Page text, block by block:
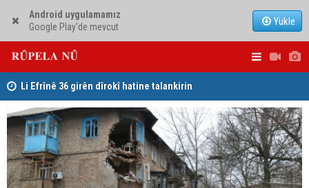
Android uygulamamız
Google Play'de mevcut
Yükle
Serokê PWKyê Mustafa Ozçelîk ji bo rewşa kurê Serokê
PAKê Husên Yezdanpena li gel wî axivî